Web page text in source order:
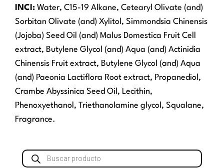
INCI: Water, C15-19 Alkane, Cetearyl Olivate (and)
Sorbitan Olivate (and) Xylitol, Simmondsia Chinensis
(Jojoba) Seed Oil (and) Malus Domestica Fruit Cell
extract, Butylene Glycol (and) Aqua (and) Actinidia
Chinensis Fruit extract, Butylene Glycol (and) Aqua
(and) Paeonia Lactiflora Root extract, Propanediol,
Crambe Abyssinica Seed Oil, Lecithin,
Phenoxyethanol, Triethanolamine glycol, Squalane,
Fragrance.
Búsqueda
de